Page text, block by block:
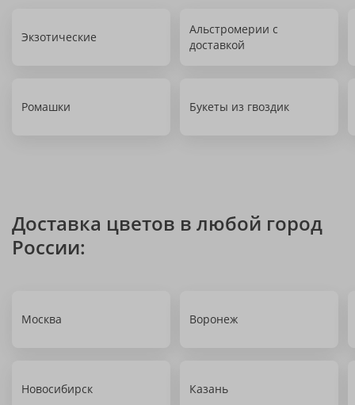
Экзотические
Альстромерии с
доставкой
Ромашки Букеты из гвоздик
Доставка цветов в любой город
России:
Москва Воронеж
Новосибирск Казань